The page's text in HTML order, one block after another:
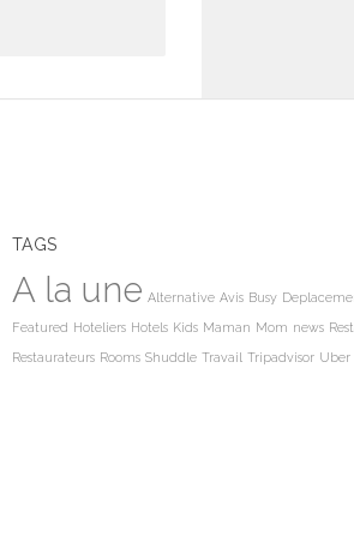
TAGS
A la une Alternative Avis Busy
Featured Hoteliers Hotels Kids Maman Mom news
Restaurateurs Rooms Shuddle Travail Tripadvisor Uber